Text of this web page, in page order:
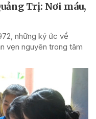
Trị: Nơi máu,
những ký ức về
vẹn nguyên trong tâm